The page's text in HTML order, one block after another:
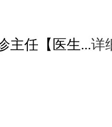
主任【医生...详